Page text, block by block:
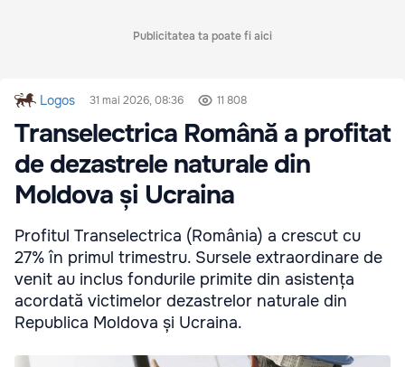
Publicitatea ta poate fi aici
Logos 31 mai 2026, 08:36 11 808
Transelectrica Română a profitat
de dezastrele naturale din
Moldova și Ucraina
Profitul Transelectrica (România) a crescut cu
27% în primul trimestru. Sursele extraordinare de
venit au inclus fondurile primite din asistența
acordată victimelor dezastrelor naturale din
Republica Moldova și Ucraina.